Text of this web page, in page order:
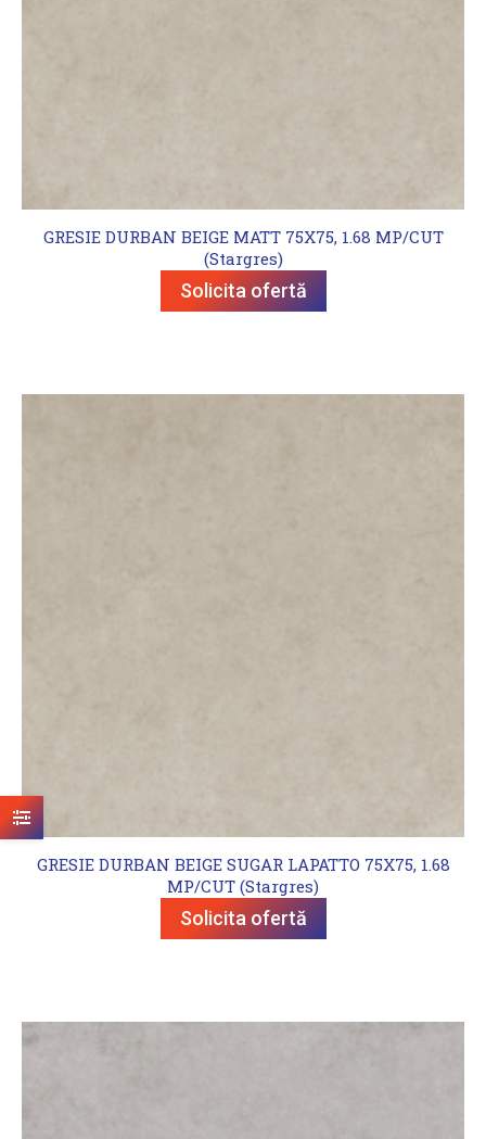
GRESIE DURBAN BEIGE MATT 75X75, 1.68 MP/CUT
(Stargres)
Solicita ofertă
GRESIE DURBAN BEIGE SUGAR LAPATTO 75X75, 1.68
MP/CUT (Stargres)
Solicita ofertă